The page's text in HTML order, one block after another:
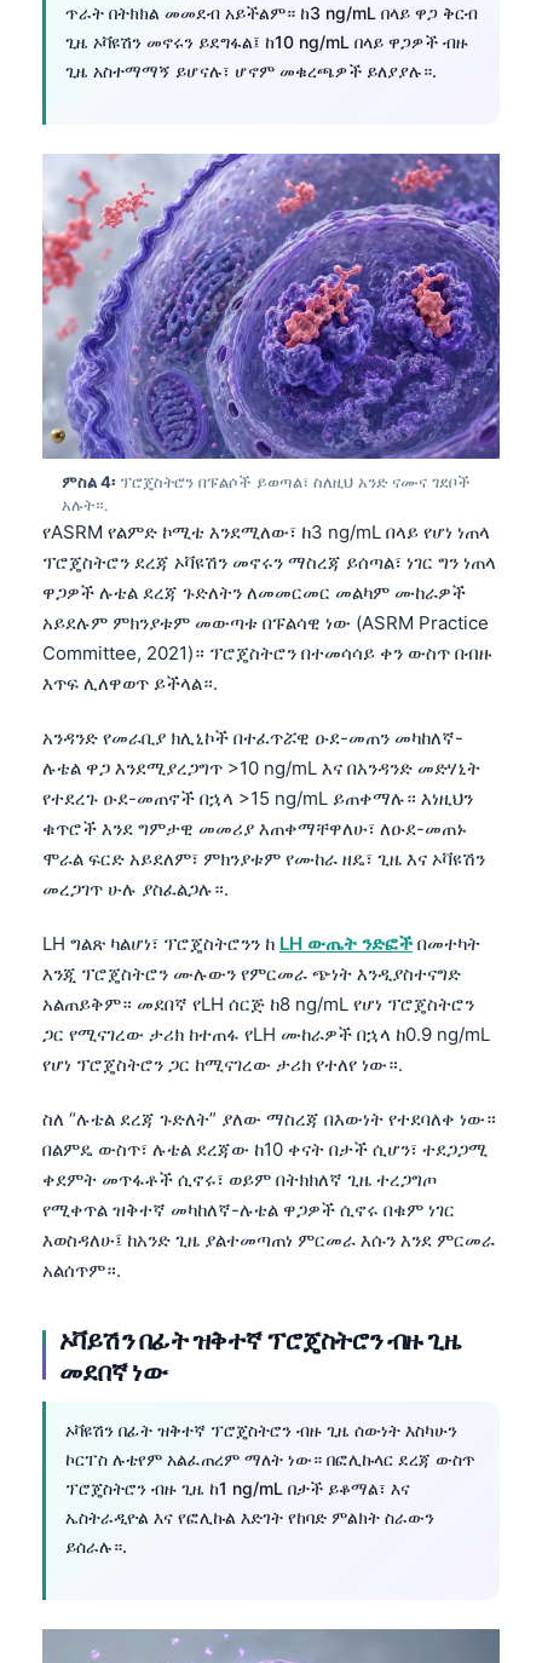
ጥራት በትክክል መመደብ አይችልም። ከ3 ng/mL በላይ ዋጋ ቅርብ
ጊዜ ኦቫዩሽን መኖሩን ይደግፋል፤ ከ10 ng/mL በላይ ዋጋዎች ብዙ
ጊዜ አስተማማኝ ይሆናሉ፣ ሆኖም መቁረጫዎች ይለያያሉ።.
ምስል 4፡ ፕሮጄስትሮን በፑልሶች ይወጣል፣ ስለዚህ አንድ ናሙና ገደቦች
አሉት።.
የASRM የልምድ ኮሚቴ እንደሚለው፣ ከ3 ng/mL በላይ የሆነ ነጠላ
ፕሮጄስትሮን ደረጃ ኦቫዩሽን መኖሩን ማስረጃ ይሰጣል፣ ነገር ግን ነጠላ
ዋጋዎች ሉቴል ደረጃ ጉድለትን ለመመርመር መልካም ሙከራዎች
አይደሉም ምክንያቱም መውጣቱ በፑልሳዊ ነው (ASRM Practice
Committee, 2021)። ፕሮጄስትሮን በተመሳሳይ ቀን ውስጥ በብዙ
እጥፍ ሊለዋወጥ ይችላል።.
አንዳንድ የመራቢያ ክሊኒኮች በተፈጥሯዊ ዑደ-መጠን መካከለኛ-
ሉቴል ዋጋ እንደሚያረጋግጥ >10 ng/mL እና በአንዳንድ መድሃኒት
የተደረጉ ዑደ-መጠኖች በኋላ >15 ng/mL ይጠቀማሉ። እነዚህን
ቁጥሮች እንደ ግምታዊ መመሪያ እጠቀማቸዋለሁ፣ ለዑደ-መጠኑ
ሞራል ፍርድ አይደለም፣ ምክንያቱም የሙከራ ዘዴ፣ ጊዜ እና ኦቫዩሽን
መረጋገጥ ሁሉ ያስፈልጋሉ።.
LH ግልጽ ካልሆነ፣ ፕሮጄስትሮንን ከ LH ውጤት ንድፎች በመተካት
እንጂ ፕሮጄስትሮን ሙሉውን የምርመራ ጭነት እንዲያስተናግድ
አልጠይቅም። መደበኛ የLH ሰርጅ ከ8 ng/mL የሆነ ፕሮጄስትሮን
ጋር የሚናገረው ታሪክ ከተጠፋ የLH ሙከራዎች በኋላ ከ0.9 ng/mL
የሆነ ፕሮጄስትሮን ጋር ከሚናገረው ታሪክ የተለየ ነው።.
ስለ “ሉቴል ደረጃ ጉድለት” ያለው ማስረጃ በእውነት የተደባለቀ ነው።
በልምዴ ውስጥ፣ ሉቴል ደረጃው ከ10 ቀናት በታች ሲሆን፣ ተደጋጋሚ
ቀደምት መጥፋቶች ሲኖሩ፣ ወይም በትክክለኛ ጊዜ ተረጋግጦ
የሚቀጥል ዝቅተኛ መካከለኛ-ሉቴል ዋጋዎች ሲኖሩ በቁም ነገር
እወስዳለሁ፤ ከአንድ ጊዜ ያልተመጣጠነ ምርመራ እሱን እንደ ምርመራ
አልሰጥም።.
ኦቫይሽን በፊት ዝቅተኛ ፕሮጄስትሮን ብዙ ጊዜ
መደበኛ ነው
ኦቫዩሽን በፊት ዝቅተኛ ፕሮጄስትሮን ብዙ ጊዜ ሰውነት እስካሁን
ኮርፐስ ሉቴየም አልፈጠረም ማለት ነው። በፎሊኩላር ደረጃ ውስጥ
ፕሮጄስትሮን ብዙ ጊዜ ከ1 ng/mL በታች ይቆማል፣ እና
ኤስትራዲዮል እና የፎሊኩል እድገት የከባድ ምልክት ስራውን
ይሰራሉ።.